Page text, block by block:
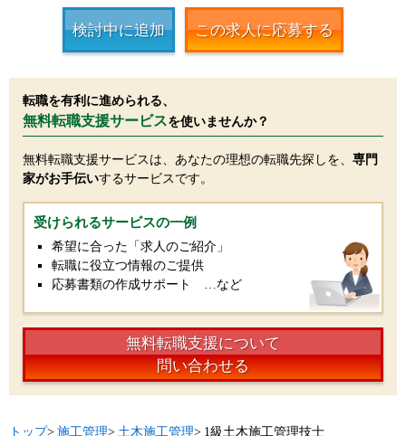
検討中に追加 この求人に応募する
転職を有利に進められる、
無料転職支援サービスを使いませんか？
無料転職支援サービスは、あなたの理想の転職先探しを、 専門
家がお手伝いするサービスです。
受けられるサービスの一例
希望に合った「求人のご紹介」
転職に役立つ情報のご提供
応募書類の作成サポート …など
無料転職支援について
問い合わせる
トップ> 施工管理> 土木施工管理> 1級土木施工管理技士